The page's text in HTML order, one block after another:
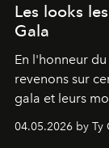
Les looks
Gala
En l'honneur
revenons sur
gala et leurs
04.05.2026 by Ty